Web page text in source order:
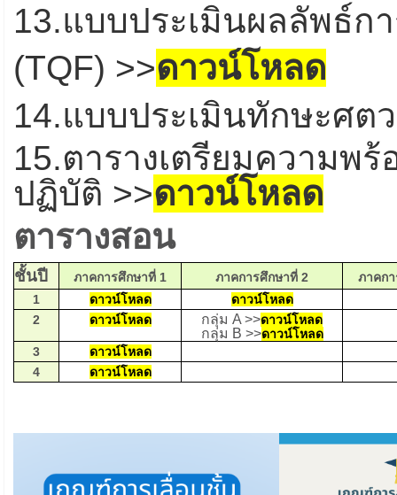
13.แบบประเมินผลลัพธ์ก
(TQF) >>ดาวน์โหลด
14.แบบประเมินทักษะศต
15.ตารางเตรียมความพ
ปฏิบัติ >>ดาวน์โหลด
ตารางสอน
ชั้นปี ภาคการศึกษาที่ 1 ภาคการศึกษาที่ 2
ภาคก
1
ดาวน์โหลด
ดาวน์โหลด
2
ดาวน์โหลด กลุ่ม A >>ดาวน์โหลด
กลุ่ม B >>ดาวน์โหลด
3
ดาวน์โหลด
4
ดาวน์โหลด